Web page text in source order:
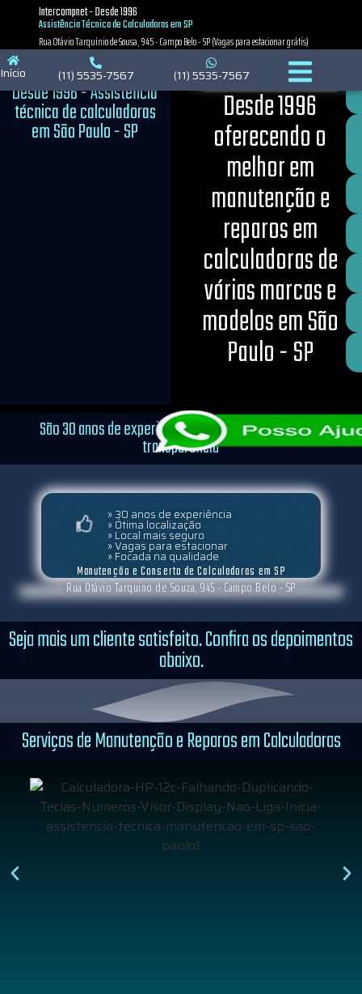
Política de Privacidade
Intercompnet - Desde 1996
Assistência Técnica de Calculadoras em SP
Rua Otávio Tarquínio de Sousa, 945 - Campo Belo - SP (Vagas para estacionar grátis)
Início (11) 5535-7567 (11) 5535-7567
Desde 1996 - Assistência
técnica de calculadoras
em São Paulo - SP
Desde 1996
oferecendo o
melhor em
manutenção e
reparos em
calculadoras de
várias marcas e
modelos em São
Paulo - SP
São 30 anos de experiência, focados em qualidade e
transparência
» 30 anos de experiência
» Ótima localização
» Local mais seguro
» Vagas para estacionar
» Focada na qualidade
Manutenção e Conserto de Calculadoras em SP
Rua Otávio Tarquino de Souza, 945 - Campo Belo - SP
Seja mais um cliente satisfeito. Confira os depoimentos
abaixo.
Serviços de Manutenção e Reparos em Calculadoras